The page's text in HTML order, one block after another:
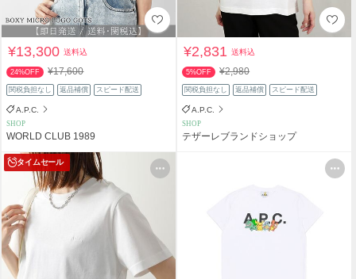
¥13,300送料込
24%OFF ¥17,600
関税負担なし 返品補償 スピード配送
A.P.C.
SHOP
WORLD CLUB 1989
¥2,831送料込
5%OFF ¥2,980
関税負担なし 返品補償 スピード配送
A.P.C.
SHOP
テザーレブランドショップ
タイムセール